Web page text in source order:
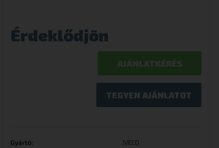
Érdeklődjön
AJÁNLATKÉRÉS
TEGYEN AJÁNLATOT
Gyártó:
IVECO